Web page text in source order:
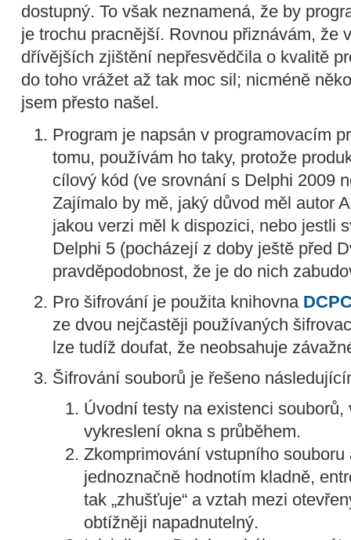
dostupný. To však neznamená, že by
je trochu pracnější. Rovnou přiznávám, že
dřívějších zjištění nepřesvědčila o kvalitě
do toho vrážet až tak moc sil; nicméně
jsem přesto našel.
Program je napsán v programovacím
tomu, používám ho taky, protože
cílový kód (ve srovnání s Delphi 2009
Zajímalo by mě, jaký důvod měl autor
jakou verzi měl k dispozici, nebo jestli
Delphi 5 (pocházejí z doby ještě před
pravděpodobnost, že je do nich
Pro šifrování je použita knihovna
ze dvou nejčastěji používaných
lze tudíž doufat, že neobsahuje
Šifrování souborů je řešeno
Úvodní testy na existenci
vykreslení okna s průběhem.
Zkomprimování vstupního souboru
jednoznačně hodnotím kladně,
tak „zhušťuje“ a vztah mezi
obtížněji napadnutelný.